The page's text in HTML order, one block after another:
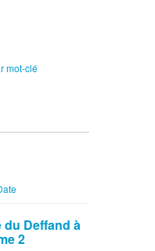
mot-clé
du Deffand à
2